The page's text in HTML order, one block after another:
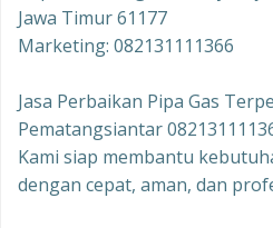
Jawa Timur 61177
Marketing: 082131111366
Jasa Perbaikan Pipa Gas
Pematangsiantar
Kami siap membantu
dengan cepat, aman, dan